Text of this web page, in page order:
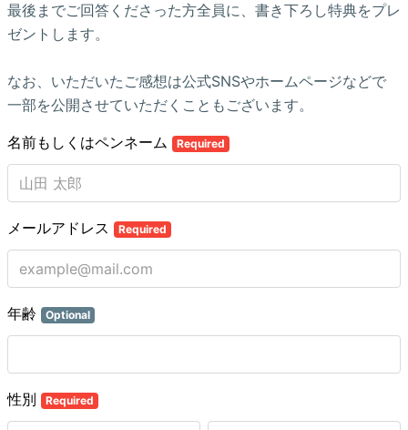
最後までご回答くださった方全員に、書き下ろし特典をプレ
ゼントします。
なお、いただいたご感想は公式SNSやホームページなどで
一部を公開させていただくこともございます。
名前もしくはペンネーム Required
メールアドレス Required
年齢 Optional
性別 Required